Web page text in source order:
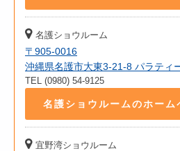
名護ショウルーム
〒905-0016
沖縄県名護市大東3-21-8 パラティ
TEL (0980) 54-9125
名護ショウルームのホーム
宜野湾ショウルーム